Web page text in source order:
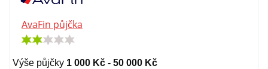
AvaFin půjčka
Výše půjčky 1 000 Kč - 50 000 Kč